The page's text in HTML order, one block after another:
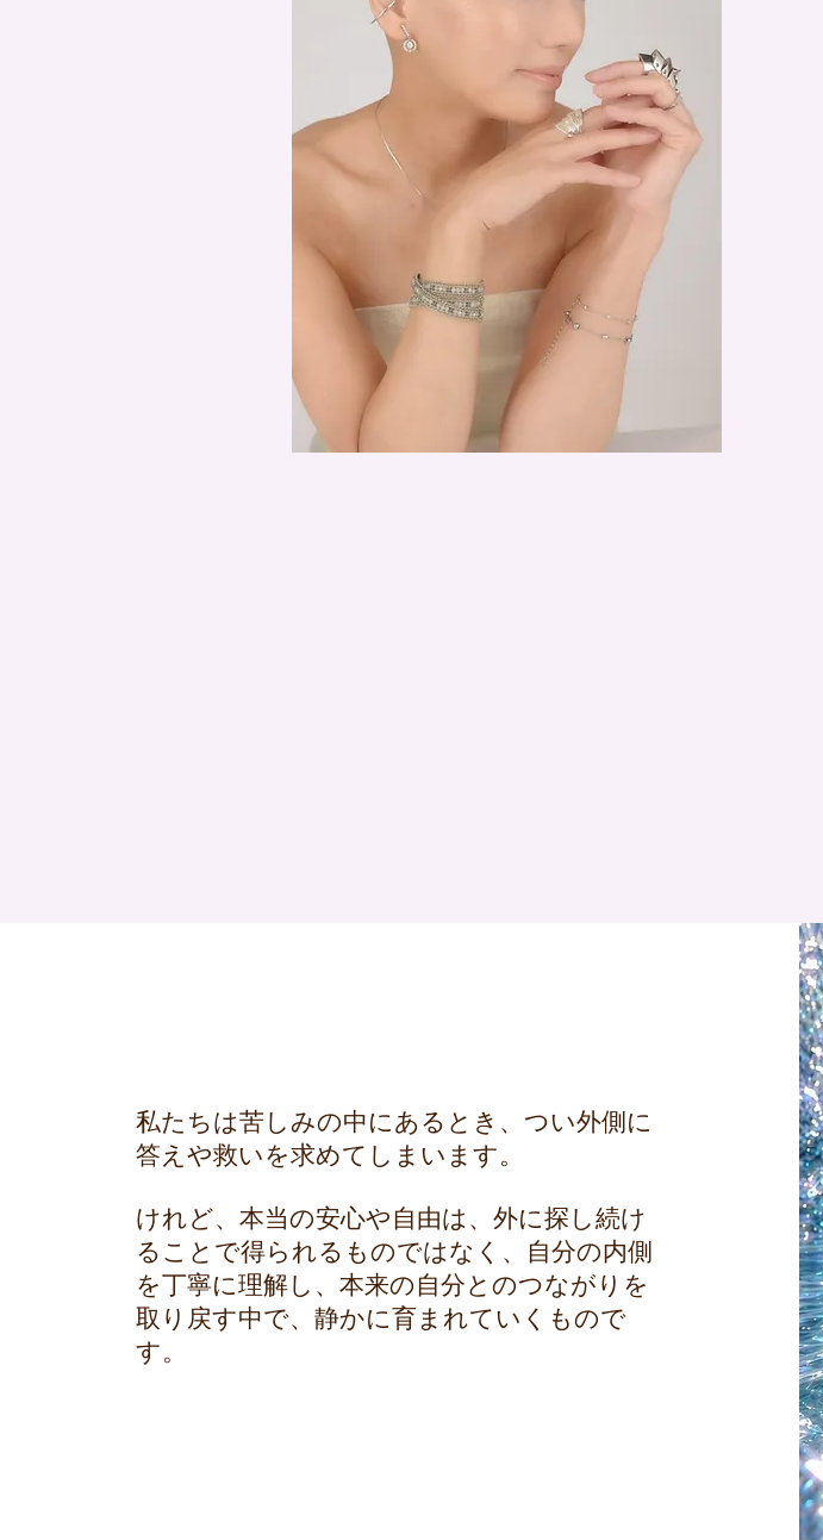
私たちは苦しみの中にあるとき、つい外側に
答えや救いを求めてしまいます。
けれど、本当の安心や自由は、外に探し続け
ることで得られるものではなく、自分の内側
を丁寧に理解し、本来の自分とのつながりを
取り戻す中で、静かに育まれていくもので
す。